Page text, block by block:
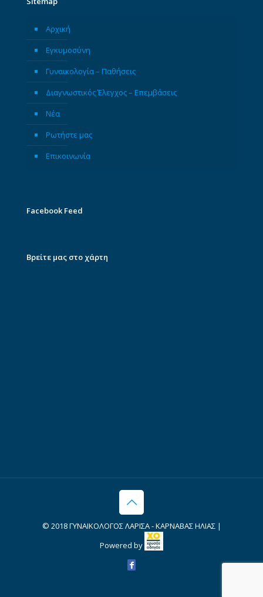
Αρχική
Εγκυμοσύνη
Γυναικολογία – Παθήσεις
Διαγνωστικός Έλεγχος – Επεμβάσεις
Νέα
Ρωτήστε μας
Επικοινωνία
Facebook Feed
Βρείτε μας στο χάρτη
© 2018 ΓΥΝΑΙΚΟΛΟΓΟΣ ΛΑΡΙΣΑ - ΚΑΡΝΑΒΑΣ ΗΛΙΑΣ |
Powered by